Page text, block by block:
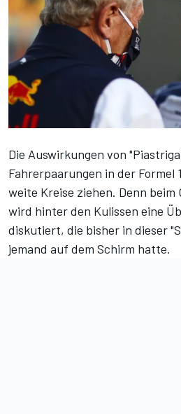
Die Auswirkungen von
Fahrerpaarungen in der Formel
weite Kreise ziehen. Denn beim
wird hinter den Kulissen eine
diskutiert, die bisher in dieser
jemand auf dem Schirm hatte.